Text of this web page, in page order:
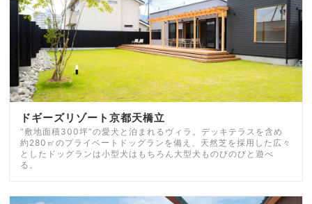
ドギーズリゾート京都天橋立
“敷地面積300坪”の愛犬と泊まれるヴィラ。デッキテラスを含め
約280㎡のプライベートドッグランを備え、天然芝を採用した広々
としたドッグランは小型犬はもちろん大型犬ものびのびと遊べ
る。